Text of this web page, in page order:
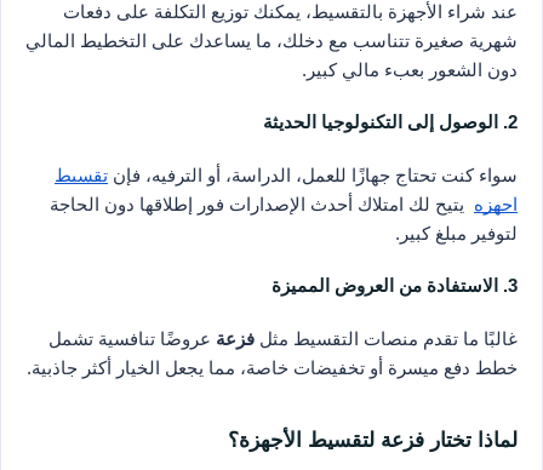
عند شراء الأجهزة بالتقسيط، يمكنك توزيع التكلفة على دفعات
شهرية صغيرة تتناسب مع دخلك، ما يساعدك على التخطيط المالي
دون الشعور بعبء مالي كبير.
2. الوصول إلى التكنولوجيا الحديثة
سواء كنت تحتاج جهازًا للعمل، الدراسة، أو الترفيه، فإن تقسيط
اجهزه يتيح لك امتلاك أحدث الإصدارات فور إطلاقها دون الحاجة
لتوفير مبلغ كبير.
3. الاستفادة من العروض المميزة
غالبًا ما تقدم منصات التقسيط مثل فزعة عروضًا تنافسية تشمل
خطط دفع ميسرة أو تخفيضات خاصة، مما يجعل الخيار أكثر جاذبية.
لماذا تختار فزعة لتقسيط الأجهزة؟